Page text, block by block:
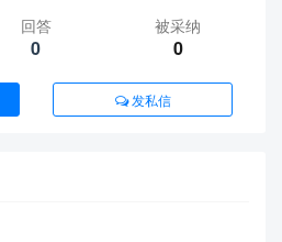
回答
0
被采纳
0
发私信